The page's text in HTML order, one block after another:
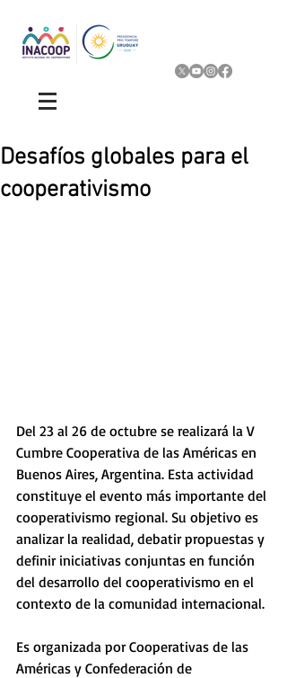
Desafíos globales para el
cooperativismo
Del 23 al 26 de octubre se realizará la V
Cumbre Cooperativa de las Américas en
Buenos Aires, Argentina. Esta actividad
constituye el evento más importante del
cooperativismo regional. Su objetivo es
analizar la realidad, debatir propuestas y
definir iniciativas conjuntas en función
del desarrollo del cooperativismo en el
contexto de la comunidad internacional.
Es organizada por Cooperativas de las
Américas y Confederación de